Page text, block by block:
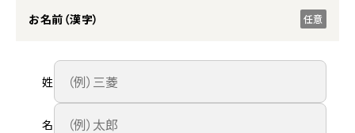
お名前（漢字） 任意
姓
名